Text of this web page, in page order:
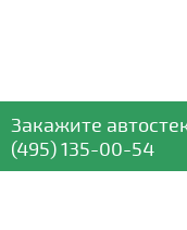
Закажите
(495) 135-00-54